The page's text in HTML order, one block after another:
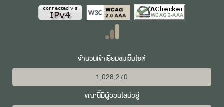
จำนวนเข้าเยี่ยมชมเว็บไซต์
1,028,270
ขณะนี้มีผู้ออนไลน์อยู่